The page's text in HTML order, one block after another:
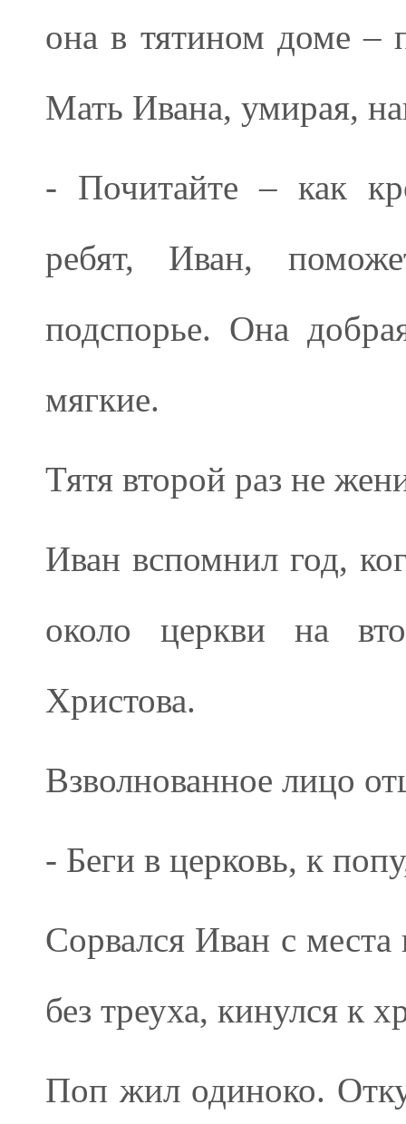
она в тятином доме –
Мать Ивана, умирая,
- Почитайте – как
ребят, Иван,
подспорье. Она
мягкие.
Тятя второй раз не
Иван вспомнил год,
около церкви на
Христова.
Взволнованное лицо
- Беги в церковь, к
Сорвался Иван с
без треуха, кинулся к
Поп жил одиноко.